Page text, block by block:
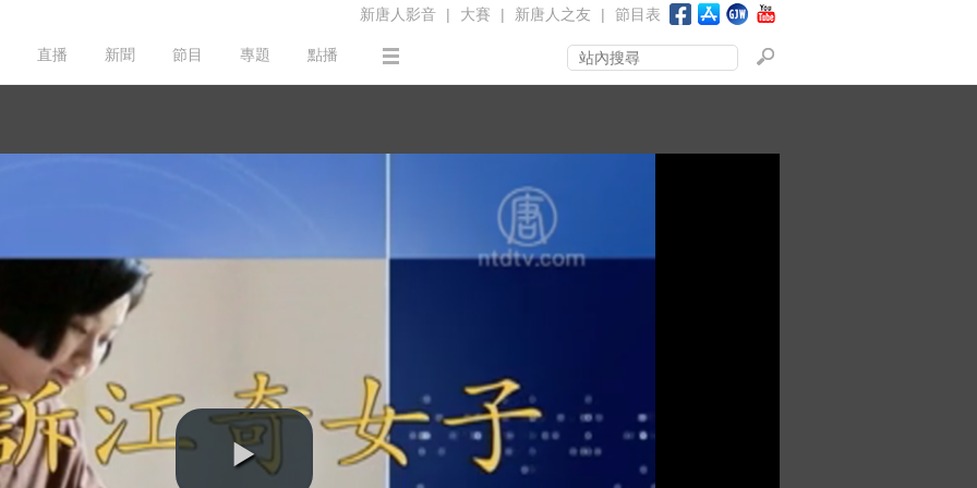
新唐人影音 | 大賽 | 新唐人之友 | 節目表
直播 新聞 節目 專題 點播